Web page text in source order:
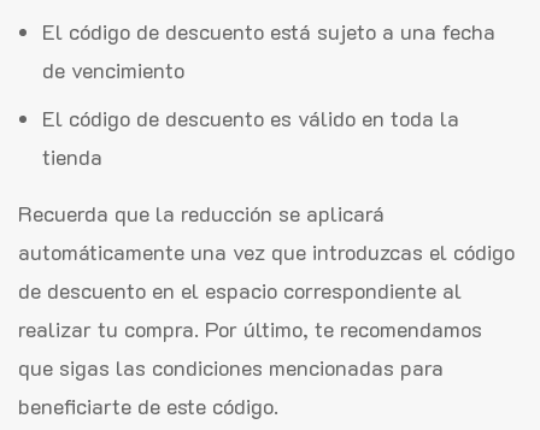
El código de descuento está sujeto a una fecha
de vencimiento
El código de descuento es válido en toda la
tienda
Recuerda que la reducción se aplicará
automáticamente una vez que introduzcas el código
de descuento en el espacio correspondiente al
realizar tu compra. Por último, te recomendamos
que sigas las condiciones mencionadas para
beneficiarte de este código.